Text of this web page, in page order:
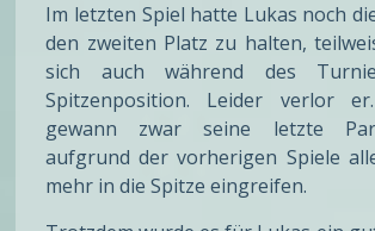
Im letzten Spiel hatte Lukas noch
den zweiten Platz zu halten,
sich auch während des
Spitzenposition. Leider verlor
gewann zwar seine letzte
aufgrund der vorherigen Spiele
mehr in die Spitze eingreifen.